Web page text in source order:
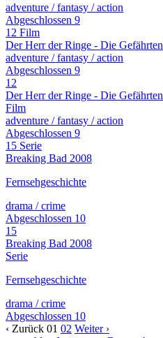
adventure / fantasy / action
Abgeschlossen 9
12 Film
Der Herr der Ringe - Die Gefährten
adventure / fantasy / action
Abgeschlossen 9
12
Der Herr der Ringe - Die Gefährten
Film
adventure / fantasy / action
Abgeschlossen 9
15 Serie
Breaking Bad 2008
Fernsehgeschichte
drama / crime
Abgeschlossen 10
15
Breaking Bad 2008
Serie
Fernsehgeschichte
drama / crime
Abgeschlossen 10
‹ Zurück 01 02 Weiter›